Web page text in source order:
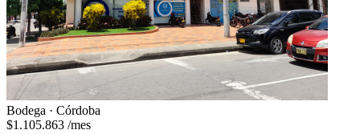
Bodega · Córdoba
$1.105.863 /mes